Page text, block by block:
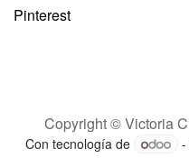
Pinterest
Copyright © Victoria
Con tecnología de
-